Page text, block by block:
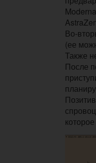
Во-
(ее
Также
После